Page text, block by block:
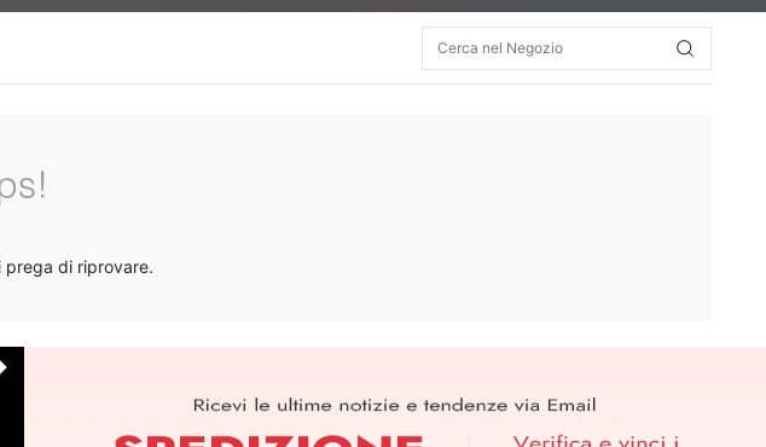
prega di riprovare.
SU APP